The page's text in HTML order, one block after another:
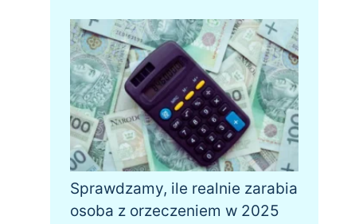
Sprawdzamy, ile realnie zarabia
osoba z orzeczeniem w 2025